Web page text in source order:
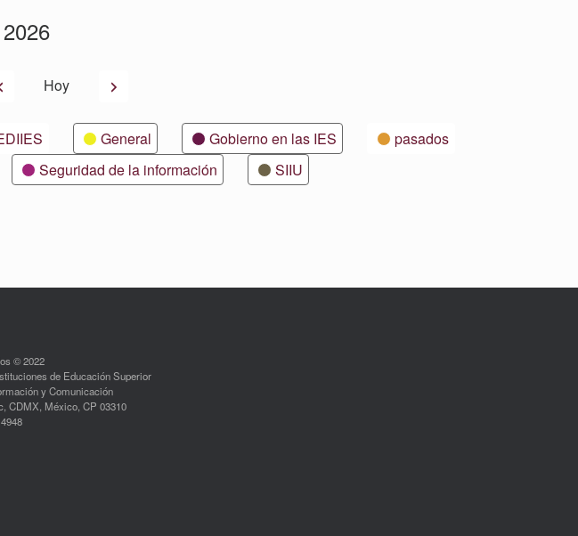
AnteriorHoy Siguiente
General Gobierno en las IES
pasados
Seguridad de la información
SIIU
© 2022
de Educación Superior
y Comunicación
CDMX, México, CP 03310